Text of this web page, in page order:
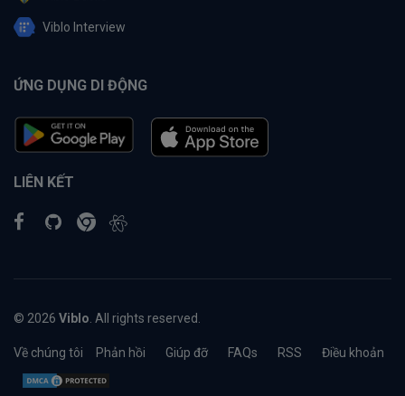
Viblo Interview
ỨNG DỤNG DI ĐỘNG
LIÊN KẾT
© 2026 Viblo . All rights reserved.
Về chúng tôi Phản hồi Giúp đỡ FAQs RSS Điều khoản